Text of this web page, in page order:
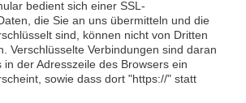
bedient sich einer SSL-
die Sie an uns übermitteln und die
sind, können nicht von Dritten
Verschlüsselte Verbindungen sind daran
der Adresszeile des Browsers ein
sowie dass dort "https://" statt